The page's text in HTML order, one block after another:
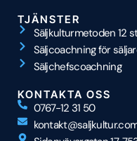
TJÄNSTER
Säljkulturmetoden 12
Säljcoachning för
Säljchefscoachning
KONTAKTA OSS
0767-12 31 50